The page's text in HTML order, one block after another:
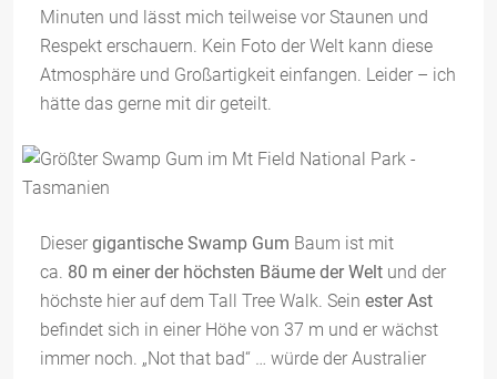
Minuten und lässt mich teilweise vor Staunen und
Respekt erschauern. Kein Foto der Welt kann diese
Atmosphäre und Großartigkeit einfangen. Leider – ich
hätte das gerne mit dir geteilt.
Dieser gigantische Swamp Gum Baum ist mit
ca. 80 m einer der höchsten Bäume der Welt und der
höchste hier auf dem Tall Tree Walk. Sein ester Ast
befindet sich in einer Höhe von 37 m und er wächst
immer noch. „Not that bad“ … würde der Australier